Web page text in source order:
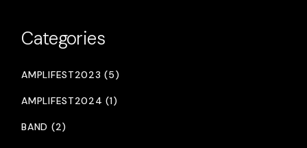
Categories
AMPLIFEST2023 (5)
AMPLIFEST2024 (1)
BAND (2)